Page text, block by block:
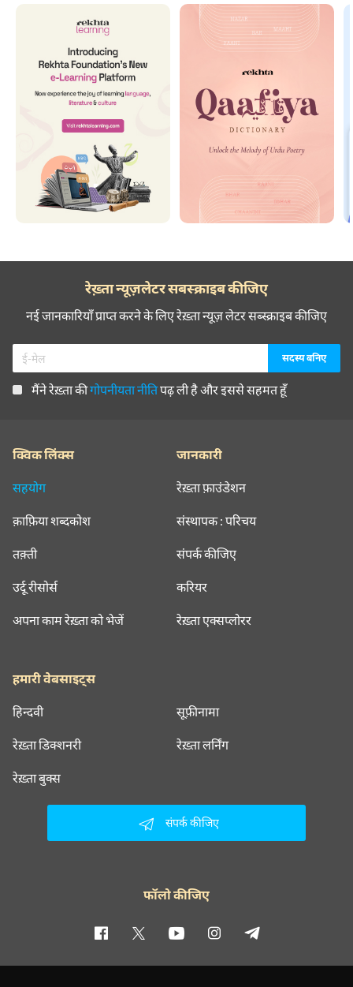
रेख़्ता न्यूज़लेटर सबस्क्राइब कीजिए
नई जानकारियाँ प्राप्त करने के लिए रेख़्ता न्यूज़ लेटर सब्स्क्राइब कीजिए
मैंने रेख़्ता कीगोपनीयता नीतिपढ़ ली है और इससे सहमत हूँ
क्विक लिंक्स
सहयोग
क़ाफ़िया शब्दकोश
तक़्ती
उर्दू रीसोर्स
अपना काम रेख़्ता को भेजें
जानकारी
रेख़्ता फ़ाउंडेशन
संस्थापक : परिचय
संपर्क कीजिए
करियर
रेख़्ता एक्सप्लोरर
हमारी वेबसाइट्स
हिन्दवी सूफ़ीनामा
रेख़्ता डिक्शनरी रेख़्ता लर्निंग
रेख़्ता बुक्स
संपर्क कीजिए
फॉलो कीजिए